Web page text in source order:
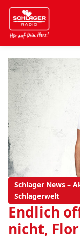
Schlager News –
Schlagerwelt
Endlich
nicht,